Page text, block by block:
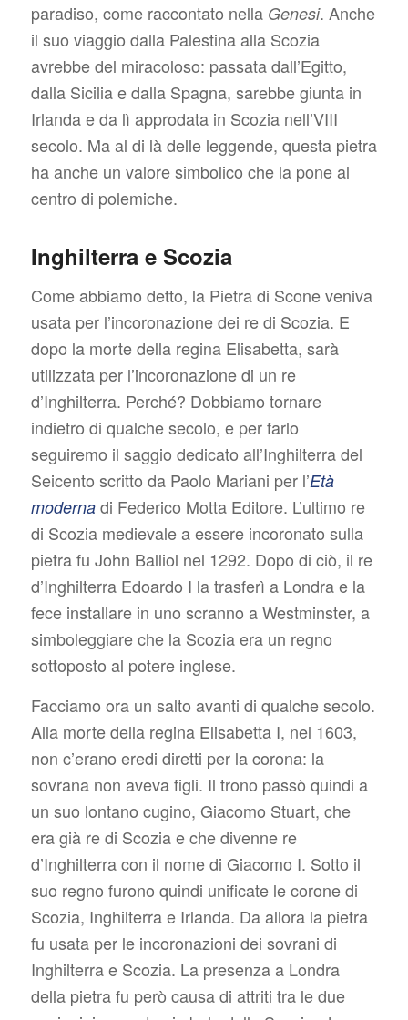
paradiso, come raccontato nella Genesi. Anche
il suo viaggio dalla Palestina alla Scozia
avrebbe del miracoloso: passata dall’Egitto,
dalla Sicilia e dalla Spagna, sarebbe giunta in
Irlanda e da lì approdata in Scozia nell’VIII
secolo. Ma al di là delle leggende, questa pietra
ha anche un valore simbolico che la pone al
centro di polemiche.
Inghilterra e Scozia
Come abbiamo detto, la Pietra di Scone veniva
usata per l’incoronazione dei re di Scozia. E
dopo la morte della regina Elisabetta, sarà
utilizzata per l’incoronazione di un re
d’Inghilterra. Perché? Dobbiamo tornare
indietro di qualche secolo, e per farlo
seguiremo il saggio dedicato all’Inghilterra del
Seicento scritto da Paolo Mariani per l’Età
modernadi Federico Motta Editore. L’ultimo re
di Scozia medievale a essere incoronato sulla
pietra fu John Balliol nel 1292. Dopo di ciò, il re
d’Inghilterra Edoardo I la trasferì a Londra e la
fece installare in uno scranno a Westminster, a
simboleggiare che la Scozia era un regno
sottoposto al potere inglese.
Facciamo ora un salto avanti di qualche secolo.
Alla morte della regina Elisabetta I, nel 1603,
non c’erano eredi diretti per la corona: la
sovrana non aveva figli. Il trono passò quindi a
un suo lontano cugino, Giacomo Stuart, che
era già re di Scozia e che divenne re
d’Inghilterra con il nome di Giacomo I. Sotto il
suo regno furono quindi unificate le corone di
Scozia, Inghilterra e Irlanda. Da allora la pietra
fu usata per le incoronazioni dei sovrani di
Inghilterra e Scozia. La presenza a Londra
della pietra fu però causa di attriti tra le due